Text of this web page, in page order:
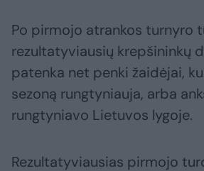
Po pirmojo atrankos turnyro
rezultatyviausių krepšininkų
patenka net penki žaidėjai,
sezoną rungtyniauja, arba
rungtyniavo Lietuvos lygoje.
Rezultatyviausias pirmojo